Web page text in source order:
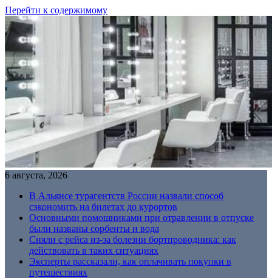
Перейти к содержимому
6 августа, 2026
В Альянсе турагентств России назвали способ
сэкономить на билетах до курортов
Основными помощниками при отравлении в отпуске
были названы сорбенты и вода
Сняли с рейса из-за болезни бортпроводника: как
действовать в таких ситуациях
Эксперты рассказали, как оплачивать покупки в
путешествиях